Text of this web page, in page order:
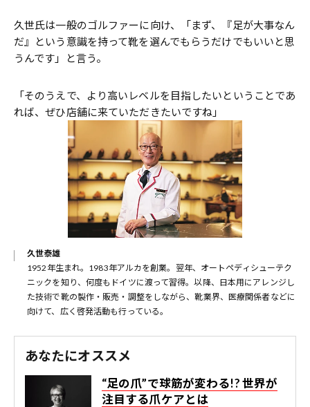
久世氏は一般のゴルファーに向け、「まず、『足が大事なん
だ』という意識を持って靴を選んでもらうだけでもいいと思
うんです」と言う。
「そのうえで、より高いレベルを目指したいということであ
れば、ぜひ店舗に来ていただきたいですね」
久世泰雄
1952年生まれ。1983年アルカを創業。翌年、オートペディシューテク
ニックを知り、何度もドイツに渡って習得。以降、日本用にアレンジし
た技術で靴の製作・販売・調整をしながら、靴業界、医療関係者などに
向けて、広く啓発活動も行っている。
あなたにオススメ
“足の爪”で球筋が変わる!? 世界が
注目する爪ケアとは